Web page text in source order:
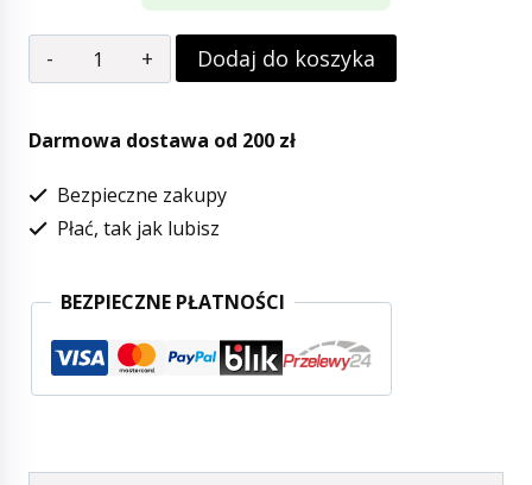
Dodaj do koszyka
Darmowa dostawa od 200 zł
Bezpieczne zakupy
Płać, tak jak lubisz
BEZPIECZNE PŁATNOŚCI